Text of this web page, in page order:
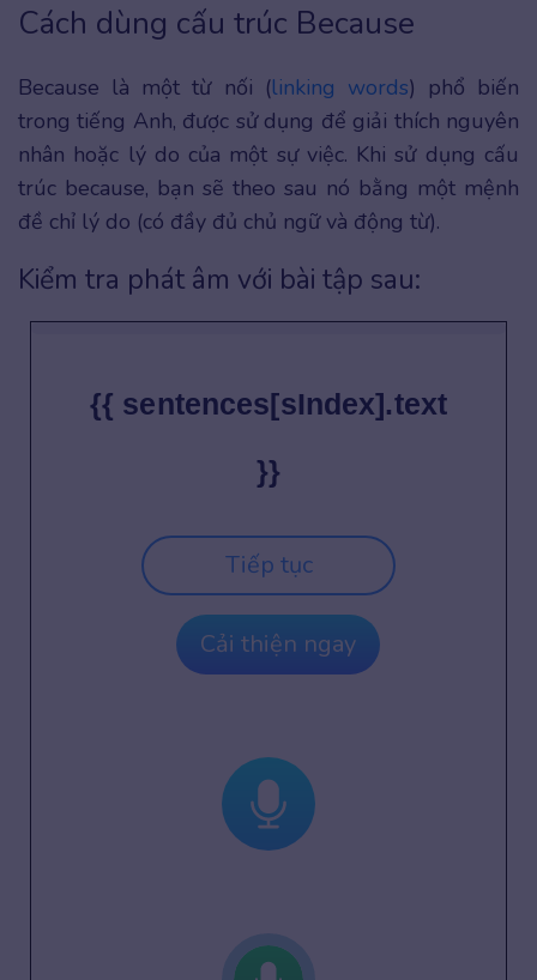
Cách dùng cấu trúc Because
Because là một từ nối (linking words) phổ biến
trong tiếng Anh, được sử dụng để giải thích nguyên
nhân hoặc lý do của một sự việc. Khi sử dụng cấu
trúc because, bạn sẽ theo sau nó bằng một mệnh
đề chỉ lý do (có đầy đủ chủ ngữ và động từ).
Kiểm tra phát âm với bài tập sau:
{{ sentences[sIndex].text
}}
Tiếp tục
Cải thiện ngay